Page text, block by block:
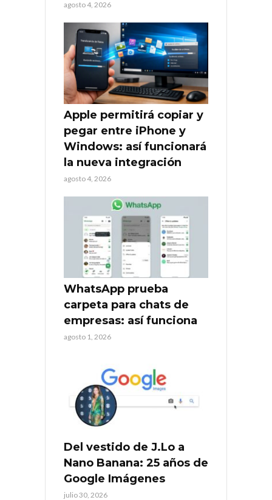
agosto 4, 2026
Apple permitirá copiar y
pegar entre iPhone y
Windows: así funcionará
la nueva integración
agosto 4, 2026
WhatsApp prueba
carpeta para chats de
empresas: así funciona
agosto 1, 2026
Del vestido de J.Lo a
Nano Banana: 25 años de
Google Imágenes
julio 30, 2026